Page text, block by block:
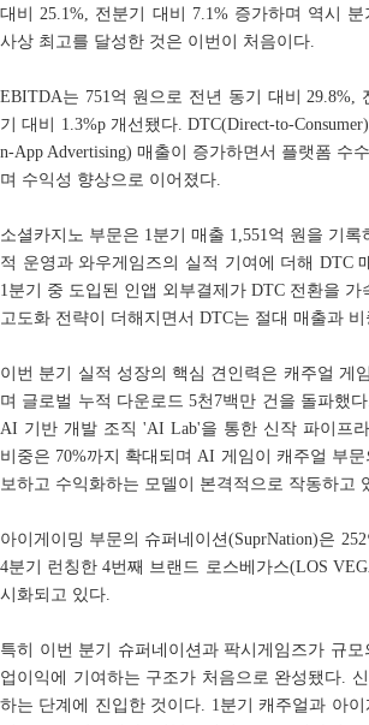
대비 25.1%, 전분기 대비 7.1% 증가하며 역시
사상 최고를 달성한 것은 이번이 처음이다.
EBITDA는 751억 원으로 전년 동기 대비 29.8%,
기 대비 1.3%p 개선됐다. DTC(Direct-to-
n-App Advertising) 매출이 증가하면서 플랫폼 수
며 수익성 향상으로 이어졌다.
소셜카지노 부문은 1분기 매출 1,551억 원을 기
적 운영과 와우게임즈의 실적 기여에 더해 DTC
1분기 중 도입된 인앱 외부결제가 DTC 전환을
고도화 전략이 더해지면서 DTC는 절대 매출과
이번 분기 실적 성장의 핵심 견인력은 캐주얼 게
며 글로벌 누적 다운로드 5천7백만 건을 돌파했
AI 기반 개발 조직 'AI Lab'을 통한 신작 파이프
비중은 70%까지 확대되며 AI 게임이 캐주얼 부
보하고 수익화하는 모델이 본격적으로 작동하고
아이게이밍 부문의 슈퍼네이션(SuprNation)은
4분기 런칭한 4번째 브랜드 로스베가스(LOS
시화되고 있다.
특히 이번 분기 슈퍼네이션과 팍시게임즈가 규
업이익에 기여하는 구조가 처음으로 완성됐다.
하는 단계에 진입한 것이다. 1분기 캐주얼과 아